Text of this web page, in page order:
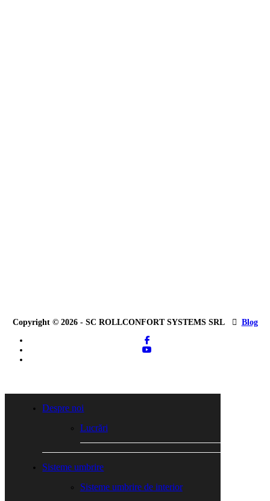
Copyright © 2026 - SC ROLLCONFORT SYSTEMS SRL
Blog
facebook
youtube
Despre noi
Lucrări
Sisteme umbrire
Sisteme umbrire de interior